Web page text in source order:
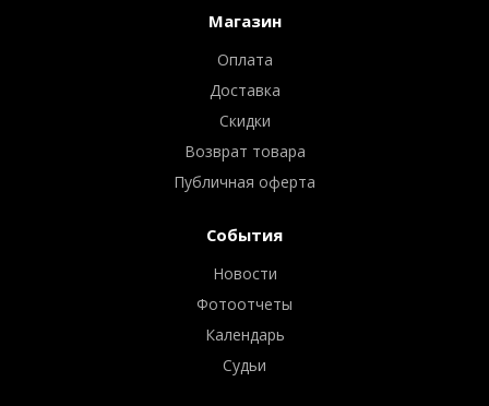
Магазин
Оплата
Доставка
Скидки
Возврат товара
Публичная оферта
События
Новости
Фотоотчеты
Календарь
Судьи